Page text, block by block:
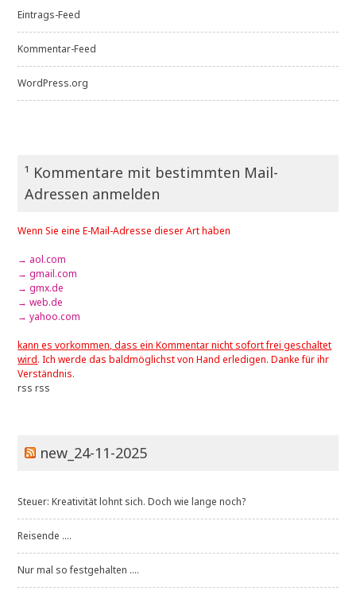
Eintrags-Feed
Kommentar-Feed
WordPress.org
¹ Kommentare mit bestimmten Mail-
Adressen anmelden
Wenn Sie eine E-Mail-Adresse dieser Art haben
→ aol.com
→ gmail.com
→ gmx.de
→ web.de
→ yahoo.com
kann es vorkommen, dass ein Kommentar nicht sofort frei geschaltet
wird. Ich werde das baldmöglichst von Hand erledigen. Danke für ihr
Verständnis.
rss rss
new_24-11-2025
Steuer: Kreativität lohnt sich. Doch wie lange noch?
Reisende ....
Nur mal so festgehalten ....